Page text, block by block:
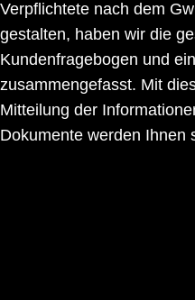
Verpflichtete nach dem
gestalten, haben wir die
Kundenfragebogen und
zusammengefasst. Mit
Mitteilung der
Dokumente werden Ihnen